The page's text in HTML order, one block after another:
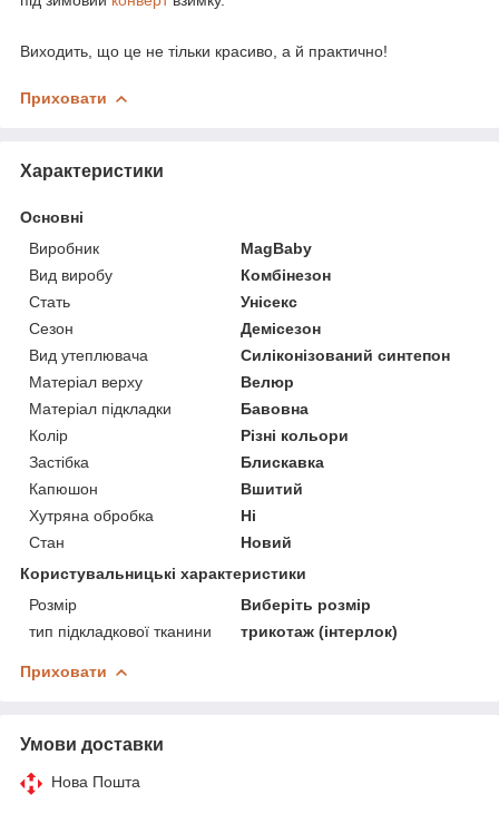
Виходить, що це не тільки красиво, а й практично!
Приховати
Характеристики
Основні
Виробник
MagBaby
Вид виробу
Комбінезон
Стать
Унісекс
Сезон
Демісезон
Вид утеплювача
Силіконізований синтепон
Матеріал верху
Велюр
Матеріал підкладки
Бавовна
Колір
Різні кольори
Застібка
Блискавка
Капюшон
Вшитий
Хутряна обробка
Ні
Стан
Новий
Користувальницькі характеристики
Розмір
Виберіть розмір
тип підкладкової тканини
трикотаж (інтерлок)
Приховати
Умови доставки
Нова Пошта